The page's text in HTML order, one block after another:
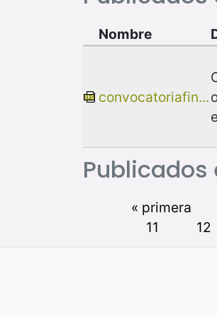
Publicados
Nombre
convocatoriafin...
« primera
11
12